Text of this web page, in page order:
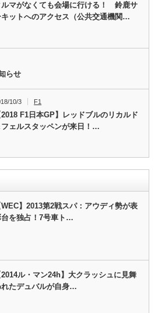
ルマがなくても会場に行ける！ 鈴鹿サ
キットへのアクセス（公共交通機関…
らせ
10/3 F1
2018 F1日本GP】レッドブルのリカルド
フェルスタッペンが来日！…
WEC】2013第2戦スパ：アウディ勢が表
台を独占！7号車ト…
2014ル・マン24h】大クラッシュに見舞
れたデュバルが自身…